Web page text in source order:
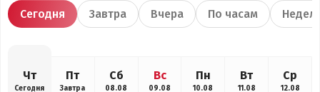
Сегодня Завтра Вчера По часам
Чт
Сегодня
Пт
Завтра
Сб
08.08
Вс
09.08
Пн
10.08
Вт
11.08
Ср
12.08